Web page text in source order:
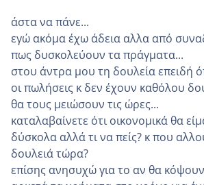
άστα να πάνε...
εγώ ακόμα έχω άδεια αλλα από
πως δυσκολεύουν τα πράγματα...
στου άντρα μου τη δουλεία επειδή
οι πωλήσεις κ δεν έχουν καθόλου
θα τους μειώσουν τις ώρες...
καταλαβαίνετε ότι οικονομικά θα
δύσκολα αλλά τι να πείς? κ που
δουλειά τώρα?
επίσης ανησυχώ για το αν θα